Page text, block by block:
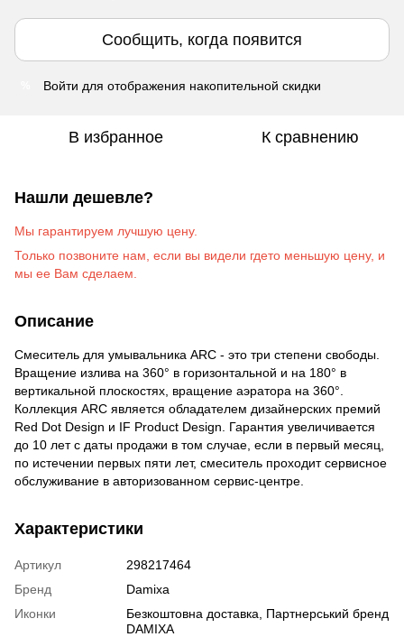
Сообщить, когда появится
Войти для отображения накопительной скидки
В избранное К сравнению
Нашли дешевле?
Мы гарантируем лучшую цену.
Только позвоните нам , если вы видели гдето меньшую цену, и
мы ее Вам сделаем
Описание
Смеситель для умывальника ARC - это три степени свободы.
Вращение излива на 360° в горизонтальной и на 180° в
вертикальной плоскостях, вращение аэратора на 360°.
Коллекция ARC является обладателем дизайнерских премий
Red Dot Design и IF Product Design. Гарантия увеличивается
до 10 лет с даты продажи в том случае, если в первый месяц,
по истечении первых пяти лет, смеситель проходит сервисное
обслуживание в авторизованном сервис-центре.
Характеристики
Артикул
298217464
Бренд
Damixa
Иконки
Безкоштовна доставка, Партнерський бренд
DAMIXA